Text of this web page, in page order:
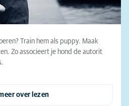
Train hem als puppy. Maak
Zo associeert je hond de autorit
over lezen